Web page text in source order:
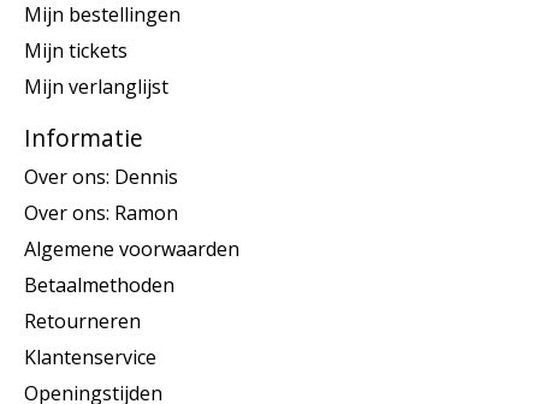
Mijn bestellingen
Mijn tickets
Mijn verlanglijst
Informatie
Over ons: Dennis
Over ons: Ramon
Algemene voorwaarden
Betaalmethoden
Retourneren
Klantenservice
Openingstijden